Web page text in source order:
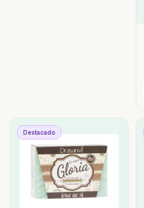
Destacado